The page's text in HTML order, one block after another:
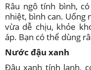
Râu ngô tính bình,
nhiệt, bình can. Uống
vừa dễ chịu, khỏe
áp. Bạn có thể dùng
Nước đậu xanh
Đậu xanh tính lạnh,